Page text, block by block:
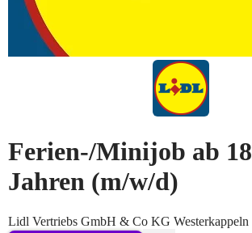
Ferien-/Minijob ab 18
Jahren (m/w/d)
Lidl Vertriebs GmbH & Co KG Westerkappeln